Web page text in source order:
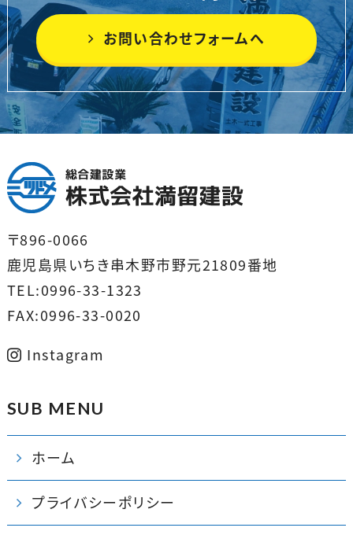
お問い合わせフォームへ
〒896-0066
鹿児島県いちき串木野市野元21809番地
TEL:0996-33-1323
FAX:0996-33-0020
Instagram
SUB MENU
ホーム
プライバシーポリシー